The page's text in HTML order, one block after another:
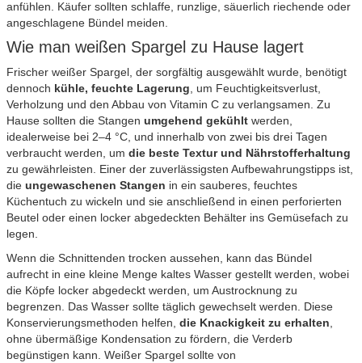
anfühlen. Käufer sollten schlaffe, runzlige, säuerlich riechende oder
angeschlagene Bündel meiden.
Wie man weißen Spargel zu Hause lagert
Frischer weißer Spargel, der sorgfältig ausgewählt wurde, benötigt
dennoch kühle, feuchte Lagerung , um Feuchtigkeitsverlust,
Verholzung und den Abbau von Vitamin C zu verlangsamen. Zu
Hause sollten die Stangen umgehend gekühlt werden,
idealerweise bei 2–4 °C, und innerhalb von zwei bis drei Tagen
verbraucht werden, um die beste Textur und Nährstofferhaltung
zu gewährleisten. Einer der zuverlässigsten Aufbewahrungstipps ist,
die ungewaschenen Stangen in ein sauberes, feuchtes
Küchentuch zu wickeln und sie anschließend in einen perforierten
Beutel oder einen locker abgedeckten Behälter ins Gemüsefach zu
legen.
Wenn die Schnittenden trocken aussehen, kann das Bündel
aufrecht in eine kleine Menge kaltes Wasser gestellt werden, wobei
die Köpfe locker abgedeckt werden, um Austrocknung zu
begrenzen. Das Wasser sollte täglich gewechselt werden. Diese
Konservierungsmethoden helfen, die Knackigkeit zu erhalten
ohne übermäßige Kondensation zu fördern, die Verderb
begünstigen kann. Weißer Spargel sollte von